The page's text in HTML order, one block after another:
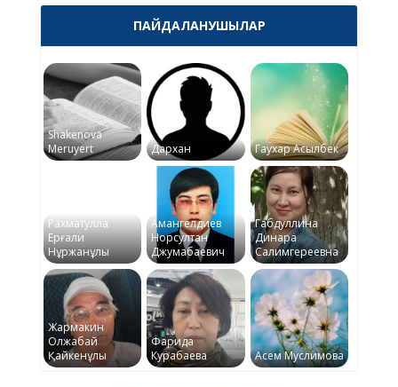
ПАЙДАЛАНУШЫЛАР
Shakenova
Meruyert
Дархан Гаухар Асылбек
Рахматулла
Ерғали
Нұржанұлы
Амангелдиев
Норсултан
Джумабаевич
Габдуллина
Динара
Салимгереевна
Жармакин
Олжабай
Қайкенұлы
Фарида
Курабаева
Асем Муслимова